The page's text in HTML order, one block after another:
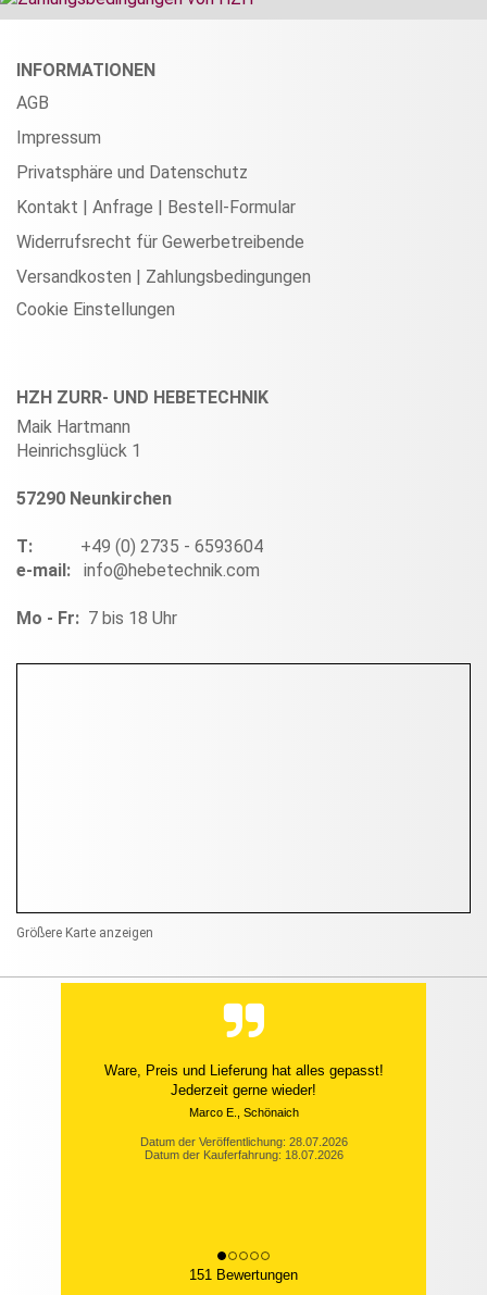
INFORMATIONEN
AGB
Impressum
Privatsphäre und Datenschutz
Kontakt | Anfrage | Bestell-Formular
Widerrufsrecht für Gewerbetreibende
Versandkosten | Zahlungsbedingungen
Cookie Einstellungen
HZH ZURR- UND HEBETECHNIK
Maik Hartmann
Heinrichsglück 1
57290 Neunkirchen
T: +49 (0) 2735 - 6593604
e-mail: info@hebetechnik.com
Mo - Fr: 7 bis 18 Uhr
Größere Karte anzeigen
Ware, Preis und Lieferung hat alles gepasst!
Jederzeit gerne wieder!
Marco E., Schönaich
Datum der Veröffentlichung: 28.07.2026
Datum der Kauferfahrung: 18.07.2026
151 Bewertungen